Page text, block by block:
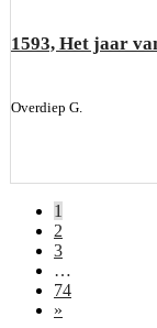
1593, Het jaar
Overdiep G.
1
2
3
…
74
»